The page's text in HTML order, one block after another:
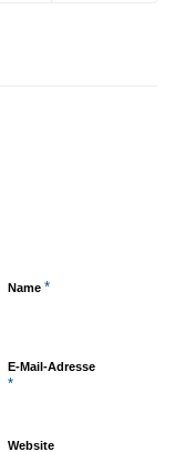
Name *
E-Mail-Adresse
*
Website